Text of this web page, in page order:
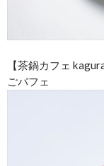
【茶鍋カフェ
ごパフェ